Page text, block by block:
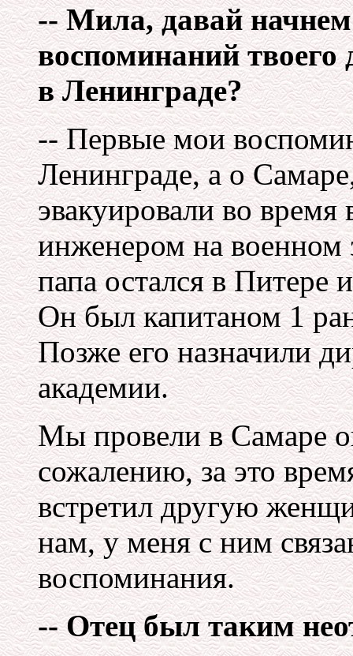
-- Мила, давай начнем
воспоминаний твоего
в Ленинграде?
-- Первые мои
Ленинграде, а о
эвакуировали во
инженером на военном
папа остался в Питере
Он был капитаном 1
Позже его назначили
академии.
Мы провели в Самаре
сожалению, за это
встретил другую
нам, у меня с ним
воспоминания.
-- Отец был таким